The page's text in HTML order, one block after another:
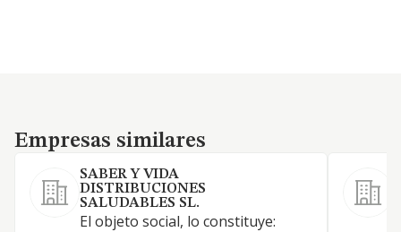
Empresas similares
Empresas similares
SABER Y VIDA
DISTRIBUCIONES
SALUDABLES SL.
El objeto social, lo constituye: